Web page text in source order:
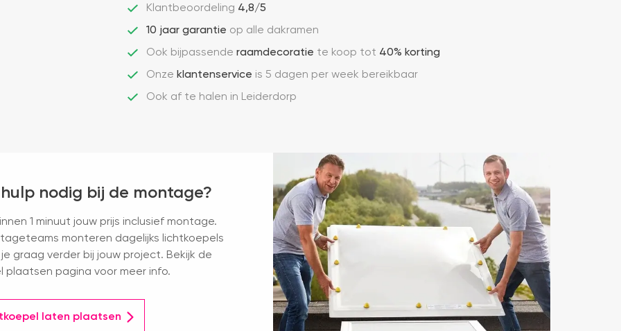
Klantbeoordeling 4,8/5
10 jaar garantie op alle dakramen
Ook bijpassende raamdecoratie te koop tot 40% korting
Onze klantenservice is 5 dagen per week bereikbaar
Ook af te halen in Leiderdorp
nodig bij de montage?
1 minuut jouw prijs inclusief montage.
monteren dagelijks lichtkoepels
graag verder bij jouw project. Bekijk de
plaatsen pagina voor meer info.
laten plaatsen